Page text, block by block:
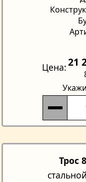
Цена 21
Трос